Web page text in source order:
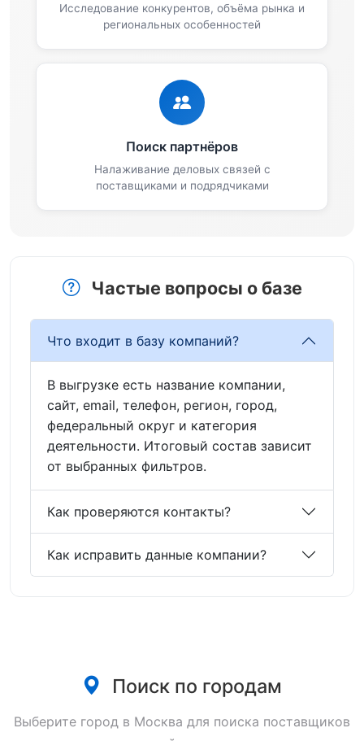
Исследование конкурентов, объёма рынка и
региональных особенностей
Поиск партнёров
Налаживание деловых связей с
поставщиками и подрядчиками
Частые вопросы о базе
Что входит в базу компаний?
В выгрузке есть название компании,
сайт, email, телефон, регион, город,
федеральный округ и категория
деятельности. Итоговый состав зависит
от выбранных фильтров.
Как проверяются контакты?
Как исправить данные компании?
Поиск по городам
Выберите город в Москва для поиска поставщиков